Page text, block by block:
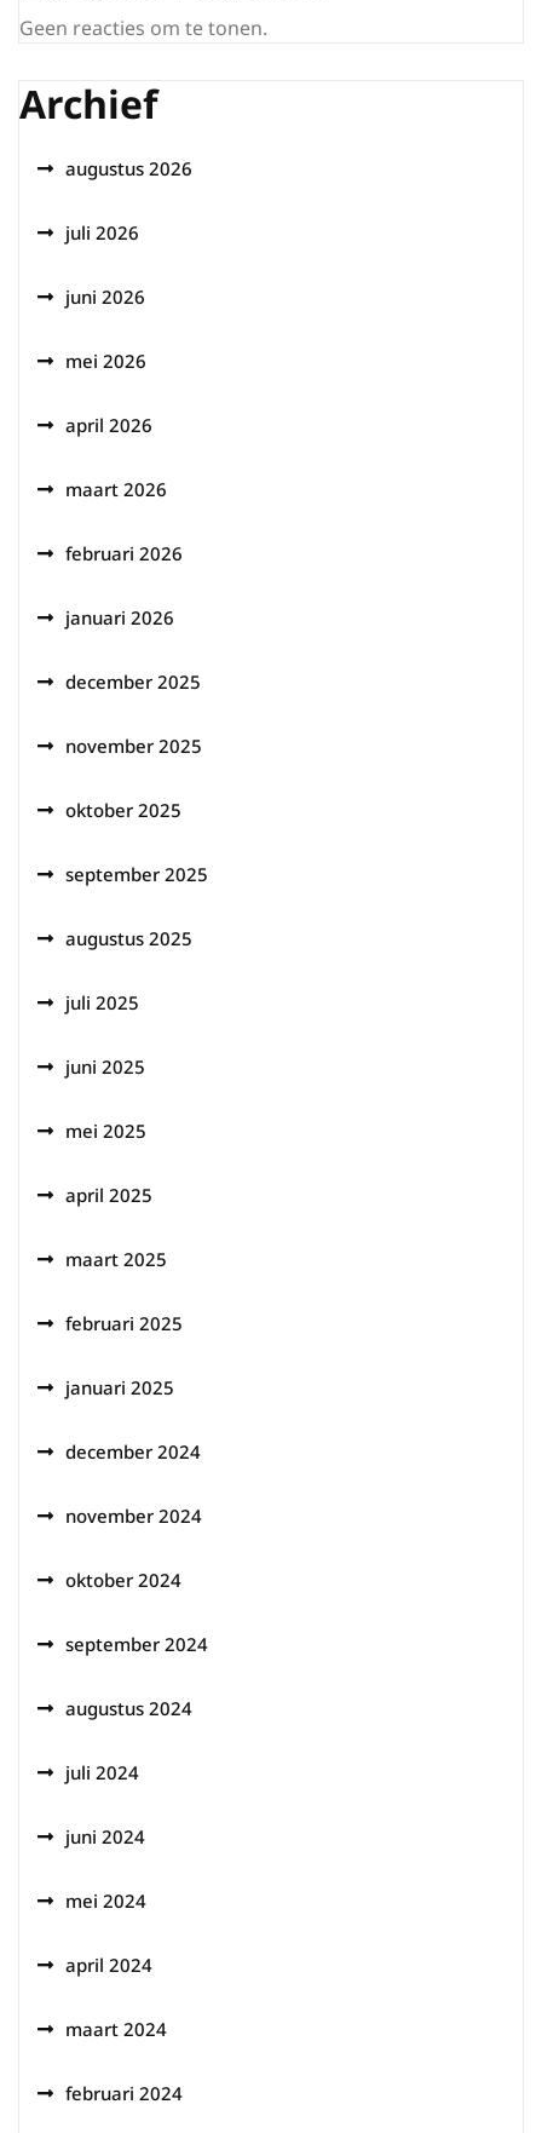
Geen reacties om te tonen.
Archief
augustus 2026
juli 2026
juni 2026
mei 2026
april 2026
maart 2026
februari 2026
januari 2026
december 2025
november 2025
oktober 2025
september 2025
augustus 2025
juli 2025
juni 2025
mei 2025
april 2025
maart 2025
februari 2025
januari 2025
december 2024
november 2024
oktober 2024
september 2024
augustus 2024
juli 2024
juni 2024
mei 2024
april 2024
maart 2024
februari 2024